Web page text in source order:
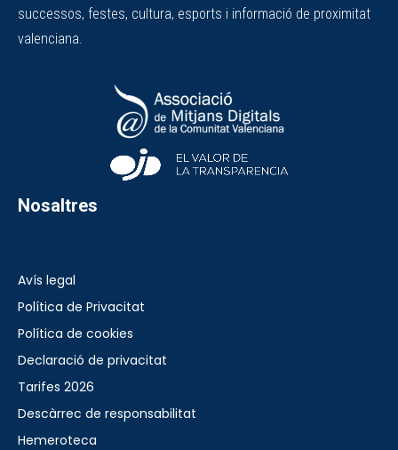
successos, festes, cultura, esports i informació de proximitat
valenciana.
Nosaltres
Avís legal
Política de Privacitat
Política de cookies
Declaració de privacitat
Tarifes 2026
Descàrrec de responsabilitat
Hemeroteca